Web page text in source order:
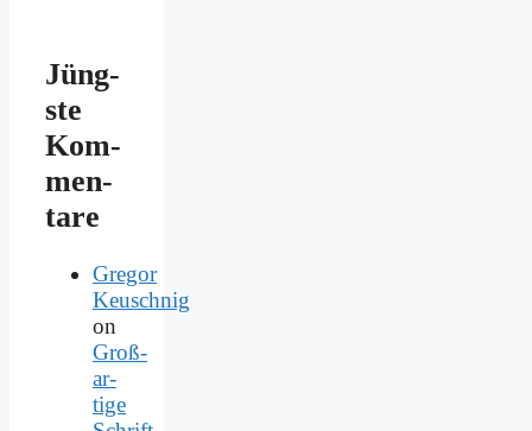
Jüng­
ste
Kom­
men­
ta­re
Gregor
Keuschnig
on
Groß­
ar­
ti­ge